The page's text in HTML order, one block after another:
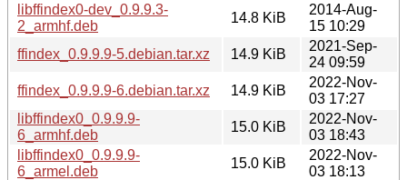
libffindex0-dev_0.9.9.3-
2_armhf.deb
14.8 KiB
2014-Aug-
15 10:29
ffindex_0.9.9.9-5.debian.tar.xz
14.9 KiB
2021-Sep-
24 09:59
ffindex_0.9.9.9-6.debian.tar.xz
14.9 KiB
2022-Nov-
03 17:27
libffindex0_0.9.9.9-
6_armhf.deb
15.0 KiB
2022-Nov-
03 18:43
libffindex0_0.9.9.9-
6_armel.deb
15.0 KiB
2022-Nov-
03 18:13